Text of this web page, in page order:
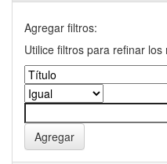
Agregar filtros:
Utilice filtros para refinar